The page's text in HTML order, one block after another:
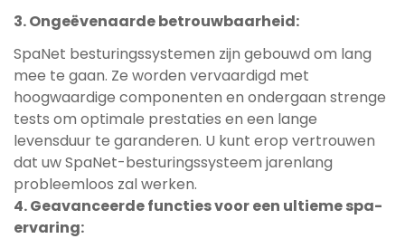
3. Ongeëvenaarde betrouwbaarheid:
SpaNet besturingssystemen zijn gebouwd om lang
mee te gaan. Ze worden vervaardigd met
hoogwaardige componenten en ondergaan strenge
tests om optimale prestaties en een lange
levensduur te garanderen. U kunt erop vertrouwen
dat uw SpaNet-besturingssysteem jarenlang
probleemloos zal werken.
4. Geavanceerde functies voor een ultieme spa-
ervaring: